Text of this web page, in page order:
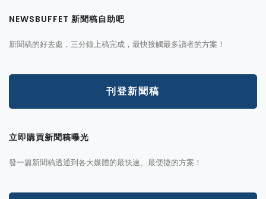
NEWSBUFFET 新聞稿自助吧
新聞稿的好去處，三分鐘上稿完成，最快接觸最多讀者的方案！
刊登新聞稿
立即購買新聞稿曝光
發一篇新聞稿透通到各大媒體的最快速、最便捷的方案！